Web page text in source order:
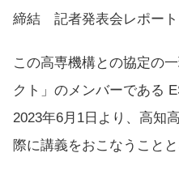
締結 記者発表会レポート
この高専機構との協定の
クト」のメンバーである
2023年6月1日より、高知
際に講義をおこなうことと